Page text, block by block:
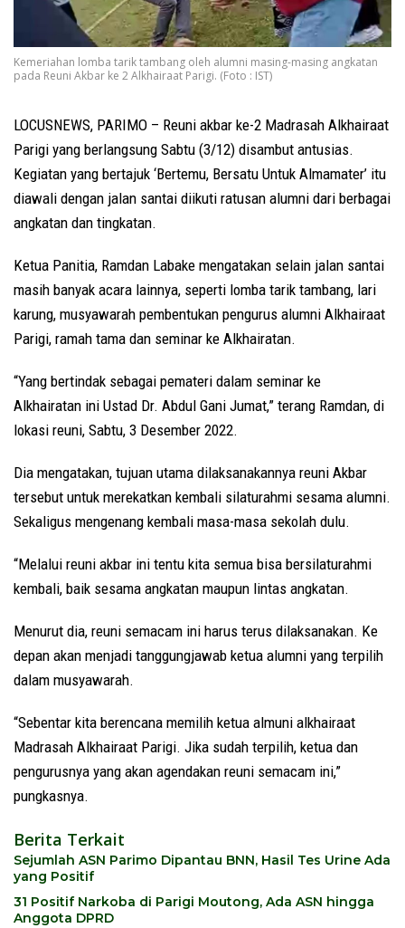
Kemeriahan lomba tarik tambang oleh alumni masing-masing angkatan
pada Reuni Akbar ke 2 Alkhairaat Parigi. (Foto : IST)
LOCUSNEWS, PARIMO – Reuni akbar ke-2 Madrasah Alkhairaat
Parigi yang berlangsung Sabtu (3/12) disambut antusias.
Kegiatan yang bertajuk ‘Bertemu, Bersatu Untuk Almamater’ itu
diawali dengan jalan santai diikuti ratusan alumni dari berbagai
angkatan dan tingkatan.
Ketua Panitia, Ramdan Labake mengatakan selain jalan santai
masih banyak acara lainnya, seperti lomba tarik tambang, lari
karung, musyawarah pembentukan pengurus alumni Alkhairaat
Parigi, ramah tama dan seminar ke Alkhairatan.
“Yang bertindak sebagai pemateri dalam seminar ke
Alkhairatan ini Ustad Dr. Abdul Gani Jumat,” terang Ramdan, di
lokasi reuni, Sabtu, 3 Desember 2022.
Dia mengatakan, tujuan utama dilaksanakannya reuni Akbar
tersebut untuk merekatkan kembali silaturahmi sesama alumni.
Sekaligus mengenang kembali masa-masa sekolah dulu.
“Melalui reuni akbar ini tentu kita semua bisa bersilaturahmi
kembali, baik sesama angkatan maupun lintas angkatan.
Menurut dia, reuni semacam ini harus terus dilaksanakan. Ke
depan akan menjadi tanggungjawab ketua alumni yang terpilih
dalam musyawarah.
“Sebentar kita berencana memilih ketua almuni alkhairaat
Madrasah Alkhairaat Parigi. Jika sudah terpilih, ketua dan
pengurusnya yang akan agendakan reuni semacam ini,”
pungkasnya.
Berita Terkait
Sejumlah ASN Parimo Dipantau BNN, Hasil Tes Urine Ada
yang Positif
31 Positif Narkoba di Parigi Moutong, Ada ASN hingga
Anggota DPRD